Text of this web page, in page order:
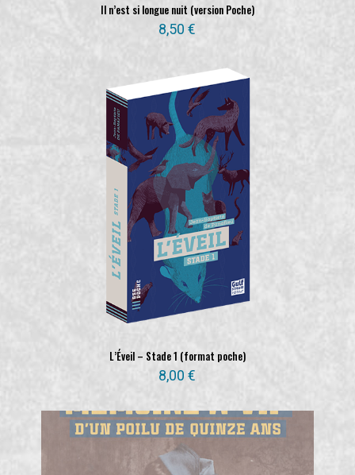
Il n’est si longue nuit (version Poche)
8,50€
L’Éveil – Stade 1 (format poche)
8,00€